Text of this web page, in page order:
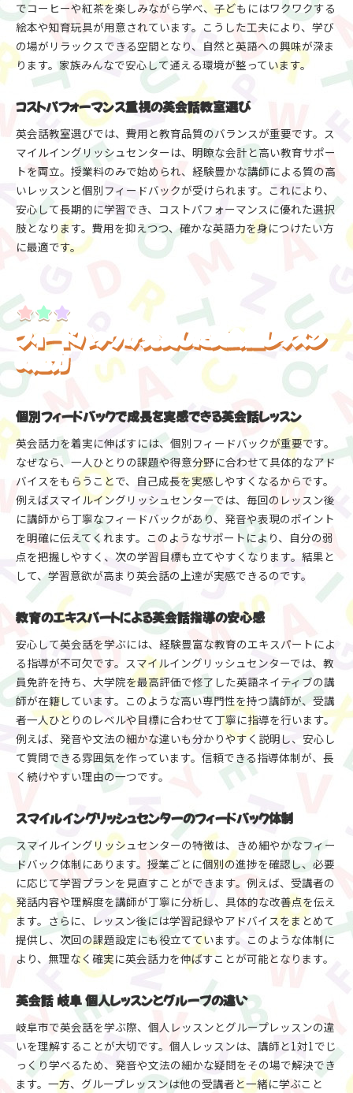
でコーヒーや紅茶を楽しみながら学べ、子どもにはワクワクする
絵本や知育玩具が用意されています。こうした工夫により、学び
の場がリラックスできる空間となり、自然と英語への興味が深ま
ります。家族みんなで安心して通える環境が整っています。
コストパフォーマンス重視の英会話教室選び
英会話教室選びでは、費用と教育品質のバランスが重要です。ス
マイルイングリッシュセンターは、明瞭な会計と高い教育サポー
トを両立。授業料のみで始められ、経験豊かな講師による質の高
いレッスンと個別フィードバックが受けられます。これにより、
安心して長期的に学習でき、コストパフォーマンスに優れた選択
肢となります。費用を抑えつつ、確かな英語力を身につけたい方
に最適です。
フィードバックが充実した英会話レッスン
の魅力
個別フィードバックで成長を実感できる英会話レッスン
英会話力を着実に伸ばすには、個別フィードバックが重要です。
なぜなら、一人ひとりの課題や得意分野に合わせて具体的なアド
バイスをもらうことで、自己成長を実感しやすくなるからです。
例えばスマイルイングリッシュセンターでは、毎回のレッスン後
に講師から丁寧なフィードバックがあり、発音や表現のポイント
を明確に伝えてくれます。このようなサポートにより、自分の弱
点を把握しやすく、次の学習目標も立てやすくなります。結果と
して、学習意欲が高まり英会話の上達が実感できるのです。
教育のエキスパートによる英会話指導の安心感
安心して英会話を学ぶには、経験豊富な教育のエキスパートによ
る指導が不可欠です。スマイルイングリッシュセンターでは、教
員免許を持ち、大学院を最高評価で修了した英語ネイティブの講
師が在籍しています。このような高い専門性を持つ講師が、受講
者一人ひとりのレベルや目標に合わせて丁寧に指導を行います。
例えば、発音や文法の細かな違いも分かりやすく説明し、安心し
て質問できる雰囲気を作っています。信頼できる指導体制が、長
く続けやすい理由の一つです。
スマイルイングリッシュセンターのフィードバック体制
スマイルイングリッシュセンターの特徴は、きめ細やかなフィー
ドバック体制にあります。授業ごとに個別の進捗を確認し、必要
に応じて学習プランを見直すことができます。例えば、受講者の
発話内容や理解度を講師が丁寧に分析し、具体的な改善点を伝え
ます。さらに、レッスン後には学習記録やアドバイスをまとめて
提供し、次回の課題設定にも役立てています。このような体制に
より、無理なく確実に英会話力を伸ばすことが可能となります。
英会話 岐阜 個人レッスンとグループの違い
岐阜市で英会話を学ぶ際、個人レッスンとグループレッスンの違
いを理解することが大切です。個人レッスンは、講師と1対1でじ
っくり学べるため、発音や文法の細かな疑問をその場で解決でき
ます。一方、グループレッスンは他の受講者と一緒に学ぶこと